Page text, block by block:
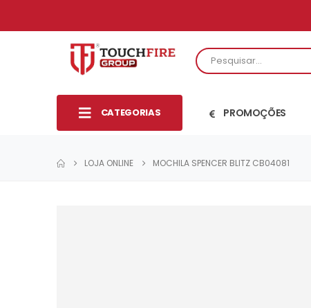
CATEGORIAS PROMOÇÕES
LOJA ONLINE MOCHILA SPENCER BLITZ CB04081